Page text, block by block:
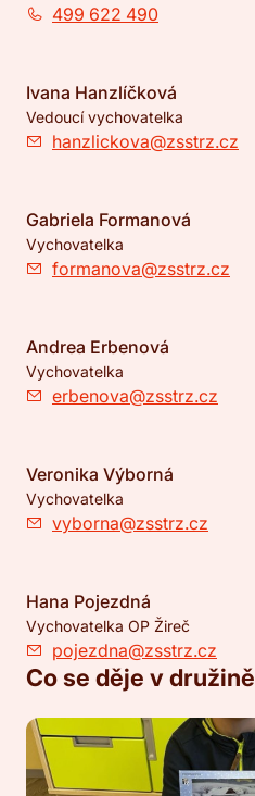
499 622 490
Ivana Hanzlíčková
Vedoucí vychovatelka
hanzlickova@zsstrz.cz
Gabriela Formanová
Vychovatelka
formanova@zsstrz.cz
Andrea Erbenová
Vychovatelka
erbenova@zsstrz.cz
Veronika Výborná
Vychovatelka
vyborna@zsstrz.cz
Hana Pojezdná
Vychovatelka OP Žireč
pojezdna@zsstrz.cz
Co se děje v družině